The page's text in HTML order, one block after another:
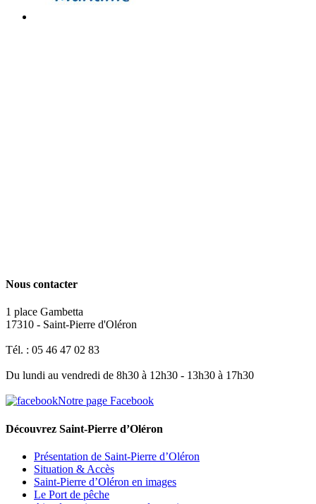
Nous contacter
1 place Gambetta
17310 - Saint-Pierre d'Oléron
Tél. : 05 46 47 02 83
Du lundi au vendredi de 8h30 à 12h30 - 13h30 à 17h30
Notre page Facebook
Découvrez Saint-Pierre d’Oléron
Présentation de Saint-Pierre d’Oléron
Situation & Accès
Saint-Pierre d’Oléron en images
Le Port de pêche